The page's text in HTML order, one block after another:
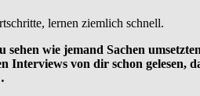
lernen ziemlich schnell.
sehen wie jemand Sachen
von dir schon